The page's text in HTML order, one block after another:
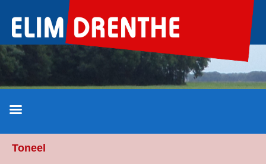
naar
inhoud
Toneel